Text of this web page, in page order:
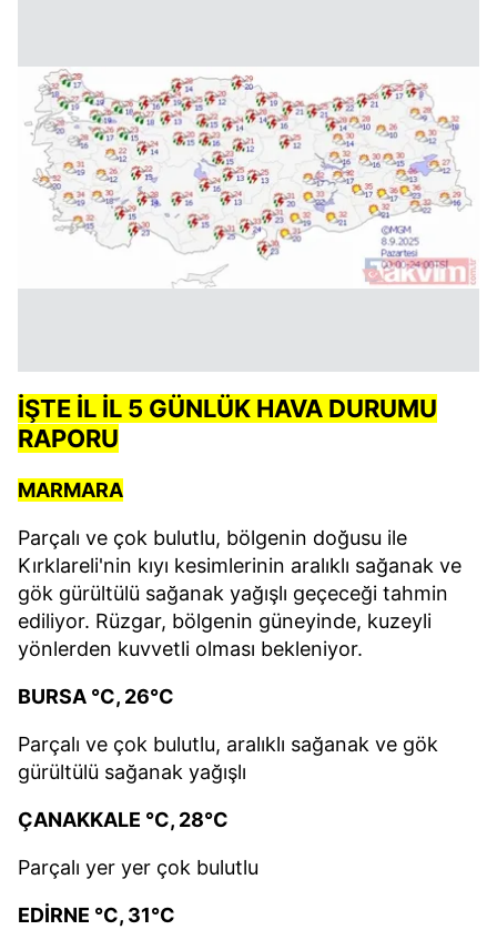
İŞTE İL İL 5 GÜNLÜK HAVA DURUMU
RAPORU
MARMARA
Parçalı ve çok bulutlu, bölgenin doğusu ile
Kırklareli'nin kıyı kesimlerinin aralıklı sağanak ve
gök gürültülü sağanak yağışlı geçeceği tahmin
ediliyor. Rüzgar, bölgenin güneyinde, kuzeyli
yönlerden kuvvetli olması bekleniyor.
BURSA °C, 26°C
Parçalı ve çok bulutlu, aralıklı sağanak ve gök
gürültülü sağanak yağışlı
ÇANAKKALE °C, 28°C
Parçalı yer yer çok bulutlu
EDİRNE °C, 31°C